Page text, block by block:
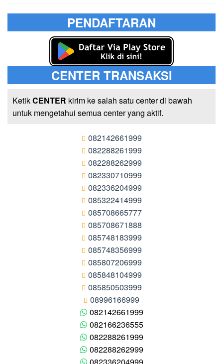
PENDAFTARAN
CENTER TRANSAKSI
KetikCENTER kirim ke salah satu center di bawah
untuk mengetahui semua center yang aktif.
082142661999
082288261999
082288262999
082330710999
082336204999
085322414999
085708665777
085708671888
085748183999
085748356999
085807206999
085848104999
085850503999
08996166999
082142661999
082166236555
082288261999
082288262999
082336204999